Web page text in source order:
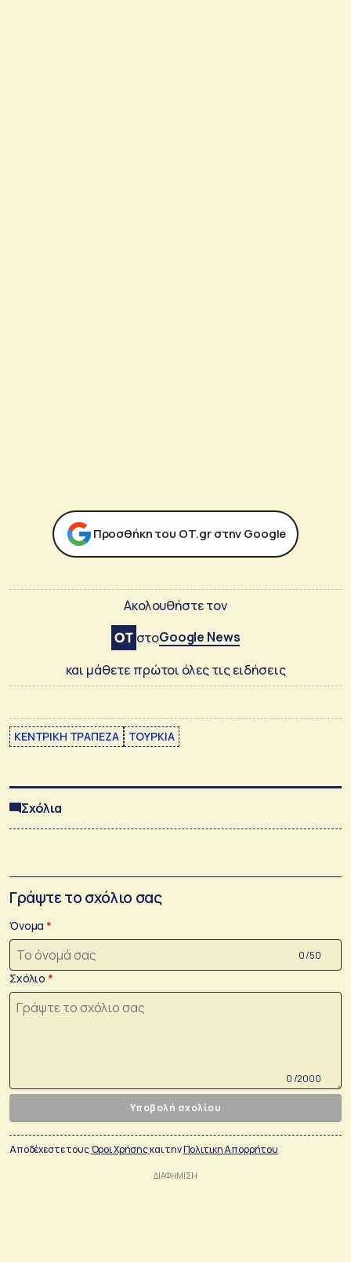
Προσθήκη του ΟΤ.gr στην Google
Ακολουθήστε τον
στοGoogle News
και μάθετε πρώτοι όλες τις ειδήσεις
ΚΕΝΤΡΙΚΗ ΤΡΑΠΕΖΑ ΤΟΥΡΚΙΑ
Σχόλια
Γράψτε το σχόλιο σας
Όνομα
0 /50
Σχόλιο
0 /2000
Υποβολή σχολίου
Αποδέχεστε τουςΌροι Χρήσηςκαι τηνΠολιτικη Απορρήτου